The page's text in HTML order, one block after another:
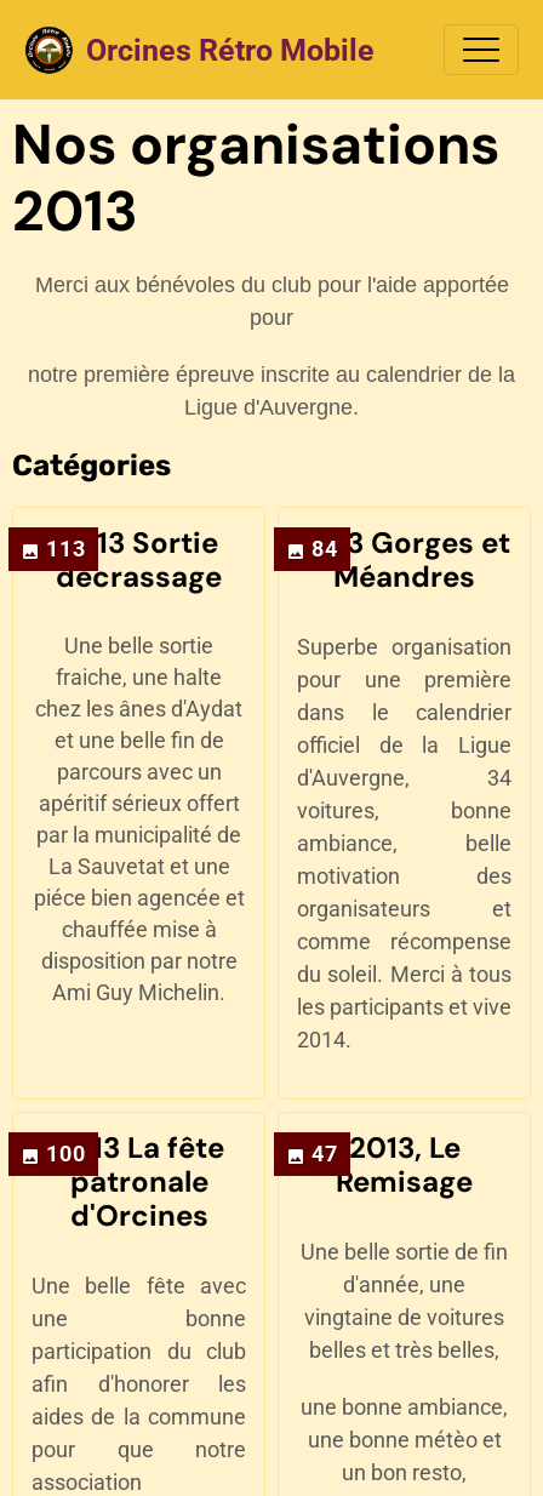
Orcines Rétro Mobile
Nos organisations
2013
Merci aux bénévoles du club pour l'aide apportée
pour
notre première épreuve inscrite au calendrier de la
Ligue d'Auvergne.
Catégories
113
2013 Sortie
décrassage
Une belle sortie
fraiche, une halte
chez les ânes d'Aydat
et une belle fin de
parcours avec un
apéritif sérieux offert
par la municipalité de
La Sauvetat et une
piéce bien agencée et
chauffée mise à
disposition par notre
Ami Guy Michelin.
84
2013 Gorges et
Méandres
Superbe organisation
pour une première
dans le calendrier
officiel de la Ligue
d'Auvergne, 34
voitures, bonne
ambiance, belle
motivation des
organisateurs et
comme récompense
du soleil. Merci à tous
les participants et vive
2014.
100
2013 La fête
patronale
d'Orcines
Une belle fête avec
une bonne
participation du club
afin d'honorer les
aides de la commune
pour que notre
association
47 2013, Le
Remisage
Une belle sortie de fin
d'année, une
vingtaine de voitures
belles et très belles,
une bonne ambiance,
une bonne métèo et
un bon resto,